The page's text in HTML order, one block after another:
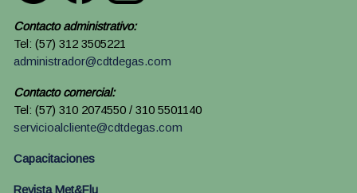
Contacto administrativo:
Tel: (57) 312 3505221
administrador@cdtdegas.com
Contacto comercial:
Tel: (57) 310 2074550 / 310 5501140
servicioalcliente@cdtdegas.com
Capacitaciones
Revista Met&Flu